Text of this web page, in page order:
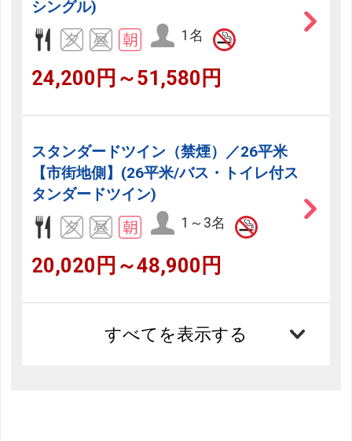
シングル)
1名
24,200円～51,580円
スタンダードツイン（禁煙）／26平米
【市街地側】(26平米/バス・トイレ付ス
タンダードツイン)
1～3名
20,020円～48,900円
すべてを表示する